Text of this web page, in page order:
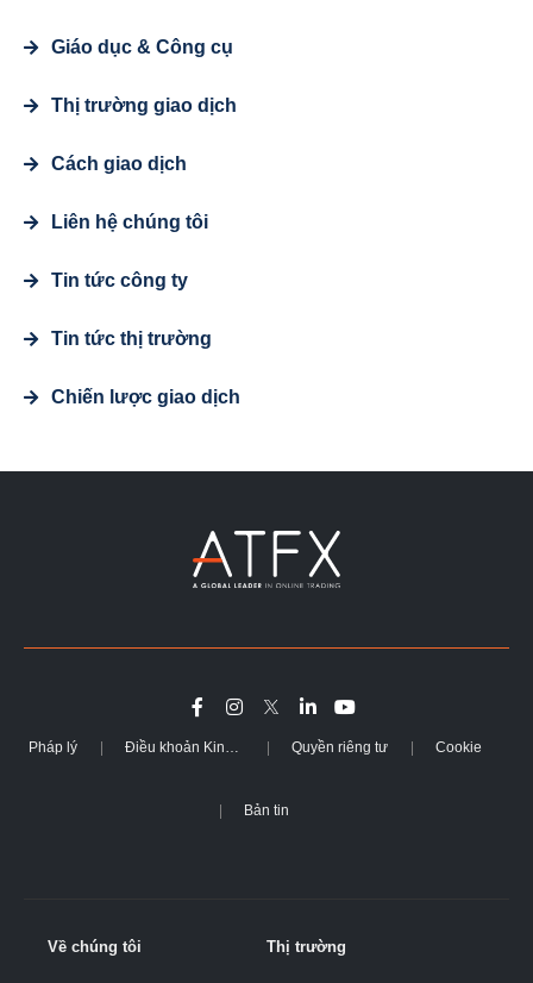
Giáo dục & Công cụ
Thị trường giao dịch
Cách giao dịch
Liên hệ chúng tôi
Tin tức công ty
Tin tức thị trường
Chiến lược giao dịch
Pháp lý Quyền riêng tư Cookie
Bản tin
Về chúng tôi Thị trường